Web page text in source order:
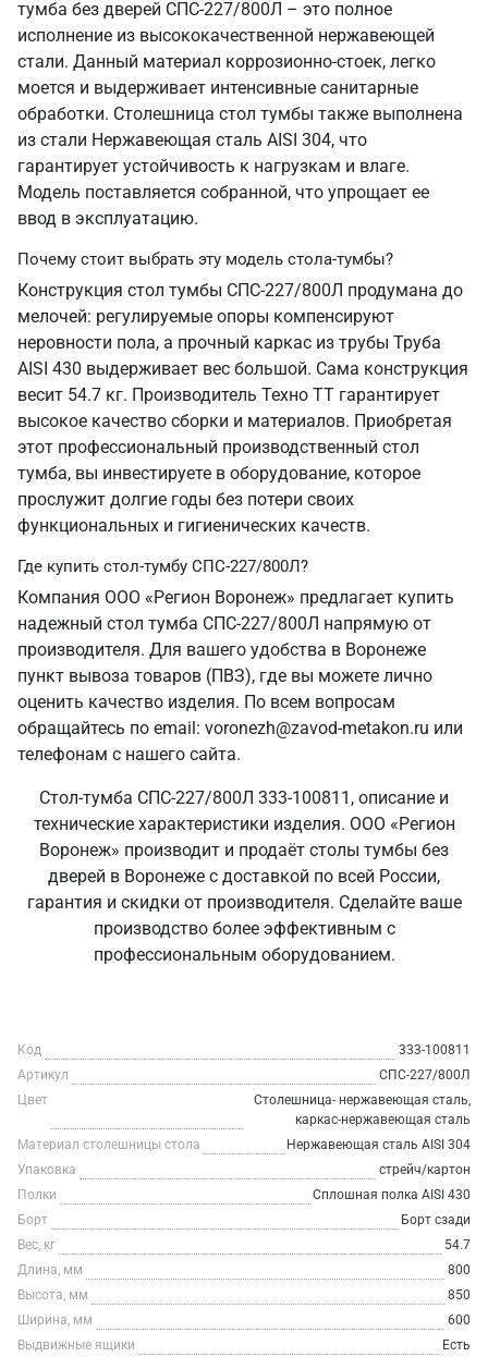
тумба без дверей СПС-227/800Л – это полное
исполнение из высококачественной нержавеющей
стали. Данный материал коррозионно-стоек, легко
моется и выдерживает интенсивные санитарные
обработки. Столешница стол тумбы также выполнена
из стали Нержавеющая сталь AISI 304, что
гарантирует устойчивость к нагрузкам и влаге.
Модель поставляется собранной, что упрощает ее
ввод в эксплуатацию.
Почему стоит выбрать эту модель стола-тумбы?
Конструкция стол тумбы СПС-227/800Л продумана до
мелочей: регулируемые опоры компенсируют
неровности пола, а прочный каркас из трубы Труба
AISI 430 выдерживает вес большой. Сама конструкция
весит 54.7 кг. Производитель Техно ТТ гарантирует
высокое качество сборки и материалов. Приобретая
этот профессиональный производственный стол
тумба, вы инвестируете в оборудование, которое
прослужит долгие годы без потери своих
функциональных и гигиенических качеств.
Где купить стол-тумбу СПС-227/800Л?
Компания ООО «Регион Воронеж» предлагает купить
надежный стол тумба СПС-227/800Л напрямую от
производителя. Для вашего удобства в Воронеже
пункт вывоза товаров (ПВЗ), где вы можете лично
оценить качество изделия. По всем вопросам
обращайтесь по email: voronezh@zavod-metakon.ru или
телефонам с нашего сайта.
Стол-тумба СПС-227/800Л 333-100811, описание и
технические характеристики изделия. ООО «Регион
Воронеж» производит и продаёт столы тумбы без
дверей в Воронеже с доставкой по всей России,
гарантия и скидки от производителя. Сделайте ваше
производство более эффективным с
профессиональным оборудованием.
Код
333-100811
Артикул
СПС-227/800Л
Цвет
Столешница- нержавеющая сталь,
каркас-нержавеющая сталь
Материал столешницы стола
Нержавеющая сталь AISI 304
Упаковка
стрейч/картон
Полки
Сплошная полка AISI 430
Борт
Борт сзади
Вес, кг
54.7
Длина, мм
800
Высота, мм
850
Ширина, мм
600
Выдвижные ящики
Есть